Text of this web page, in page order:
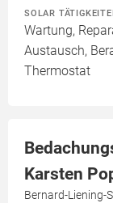
SOLAR
Wartung,
Austausch,
Thermostat
Karsten
Bernard-Liening-